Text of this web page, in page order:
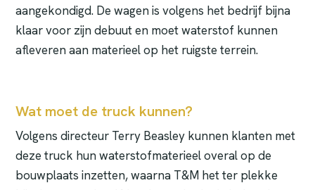
aangekondigd. De wagen is volgens het bedrijf bijna
klaar voor zijn debuut en moet waterstof kunnen
afleveren aan materieel op het ruigste terrein.
Wat moet de truck kunnen?
Volgens directeur Terry Beasley kunnen klanten met
deze truck hun waterstofmaterieel overal op de
bouwplaats inzetten, waarna T&M het ter plekke